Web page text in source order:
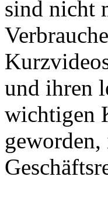
sind nicht
und ihren
wichtigen